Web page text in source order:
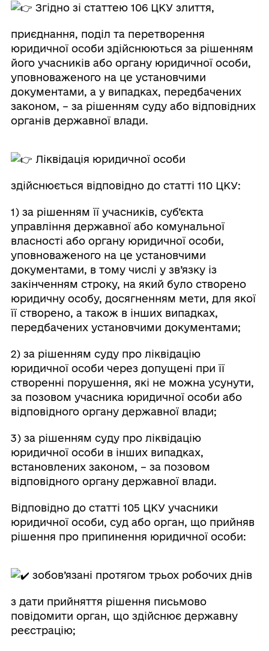
Згідно зі статтею 106 ЦКУ злиття,
приєднання, поділ та перетворення
юридичної особи здійснюються за рішенням
його учасників або органу юридичної особи,
уповноваженого на це установчими
документами, а у випадках, передбачених
законом, – за рішенням суду або відповідних
органів державної влади.
Ліквідація юридичної особи
здійснюється відповідно до статті 110 ЦКУ:
1) за рішенням її учасників, суб’єкта
управління державної або комунальної
власності або органу юридичної особи,
уповноваженого на це установчими
документами, в тому числі у зв’язку із
закінченням строку, на який було створено
юридичну особу, досягненням мети, для якої
її створено, а також в інших випадках,
передбачених установчими документами;
2) за рішенням суду про ліквідацію
юридичної особи через допущені при її
створенні порушення, які не можна усунути,
за позовом учасника юридичної особи або
відповідного органу державної влади;
3) за рішенням суду про ліквідацію
юридичної особи в інших випадках,
встановлених законом, – за позовом
відповідного органу державної влади.
Відповідно до статті 105 ЦКУ учасники
юридичної особи, суд або орган, що прийняв
рішення про припинення юридичної особи:
зобов’язані протягом трьох робочих днів
з дати прийняття рішення письмово
повідомити орган, що здійснює державну
реєстрацію;